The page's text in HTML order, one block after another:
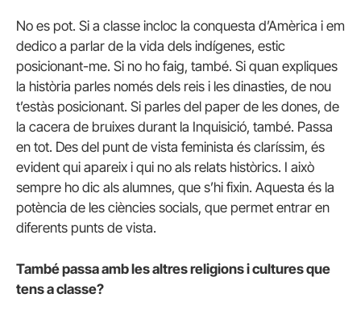
No es pot. Si a classe incloc la conquesta d’Amèrica i em
dedico a parlar de la vida dels indígenes, estic
posicionant-me. Si no ho faig, també. Si quan expliques
la història parles només dels reis i les dinasties, de nou
t’estàs posicionant. Si parles del paper de les dones, de
la cacera de bruixes durant la Inquisició, també. Passa
en tot. Des del punt de vista feminista és claríssim, és
evident qui apareix i qui no als relats històrics. I això
sempre ho dic als alumnes, que s’hi fixin. Aquesta és la
potència de les ciències socials, que permet entrar en
diferents punts de vista.
També passa amb les altres religions i cultures que
tens a classe?